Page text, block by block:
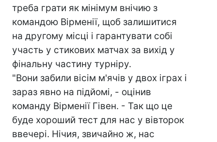
треба грати як мінімум внічию з
командою Вірменії, щоб залишитися
на другому місці і гарантувати собі
участь у стикових матчах за вихід у
фінальну частину турніру.
"Вони забили вісім м'ячів у двох іграх і
зараз явно на підйомі, - оцінив
команду Вірменії Гівен. - Так що це
буде хороший тест для нас у вівторок
ввечері. Нічия, звичайно ж, нас